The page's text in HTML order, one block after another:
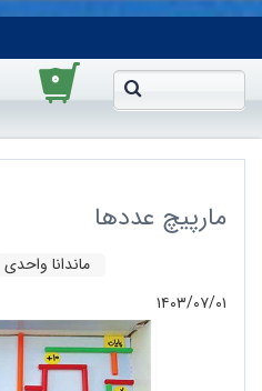
۰
مارپیچ عددها
ماندانا واحدی
۱۴۰۳/۰۷/۰۱